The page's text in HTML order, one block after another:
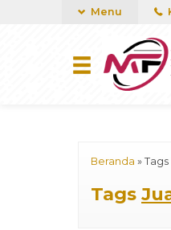
Menu
Beranda »
Tags